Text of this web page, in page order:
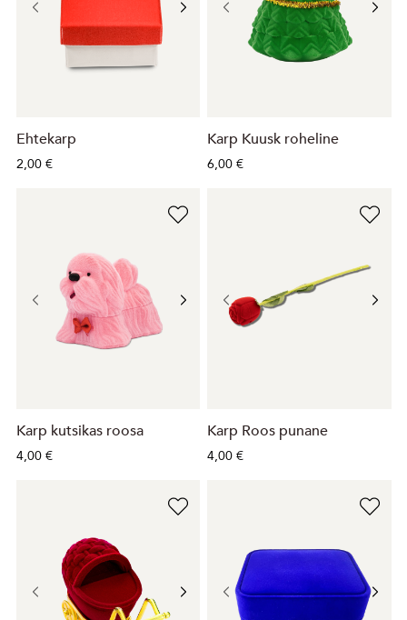
Ehtekarp
2,00 €
Karp Kuusk roheline
6,00 €
Karp kutsikas roosa
4,00 €
Karp Roos punane
4,00 €